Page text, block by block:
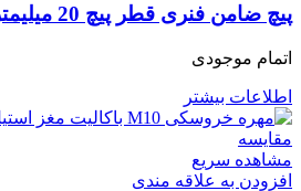
پیچ ضامن فنری قطر پیچ 20 میلیمتر مدل (A)
اتمام موجودی
اطلاعات بیشتر
مقایسه
مشاهده سریع
افزودن به علاقه مندی